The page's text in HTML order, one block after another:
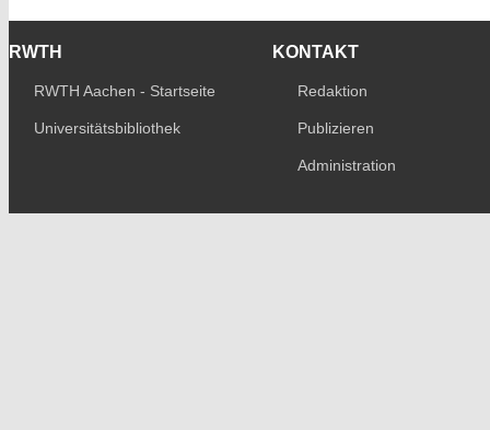
RWTH
RWTH Aachen - Startseite
Universitätsbibliothek
KONTAKT
Redaktion
Publizieren
Administration